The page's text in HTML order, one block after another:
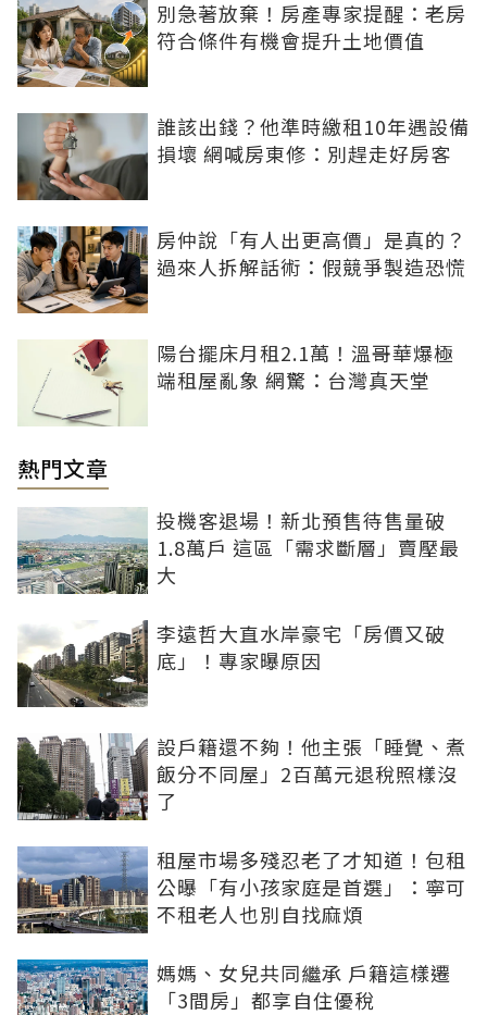
別急著放棄！房產專家提醒：老房
符合條件有機會提升土地價值
誰該出錢？他準時繳租10年遇設備
損壞 網喊房東修：別趕走好房客
房仲說「有人出更高價」是真的？
過來人拆解話術：假競爭製造恐慌
陽台擺床月租2.1萬！溫哥華爆極
端租屋亂象 網驚：台灣真天堂
熱門文章
投機客退場！新北預售待售量破
1.8萬戶 這區「需求斷層」賣壓最
大
李遠哲大直水岸豪宅「房價又破
底」！專家曝原因
設戶籍還不夠！他主張「睡覺、煮
飯分不同屋」2百萬元退稅照樣沒
了
租屋市場多殘忍老了才知道！包租
公曝「有小孩家庭是首選」：寧可
不租老人也別自找麻煩
媽媽、女兒共同繼承 戶籍這樣遷
「3間房」都享自住優稅